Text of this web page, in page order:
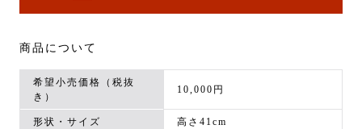
商品について
希望小売価格（税抜
き）
10,000円
形状・サイズ 高さ41cm